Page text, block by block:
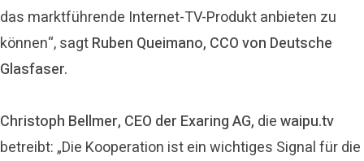
das marktführende Internet-TV-Produkt anbieten zu
können“, sagtRuben Queimano, CCO von Deutsche
Glasfaser.
Christoph Bellmer, CEO der Exaring AG, diewaipu.tv
betreibt: „Die Kooperation ist ein wichtiges Signal für die